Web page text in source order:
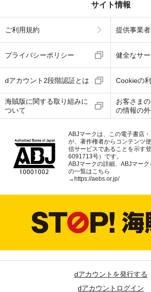
サイト情報
ご利用規約 提供事業
プライバシーポリシー 健全なサ
dアカウント2段階認証とは Cookieの
海賊版に関する取り組みに
ついて
お客さま
の情報の
ABJマークは、この電子書店
が、著作権者からコンテンツ
信サービスであることを示す
6091713号）です。
ABJマークの詳細、ABJマー
の一覧はこちら
→ https://aebs.or.jp/
dアカウントを発行する
dアカウントログイン